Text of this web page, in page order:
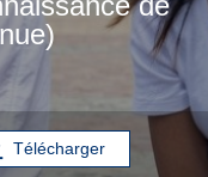
Télécharger